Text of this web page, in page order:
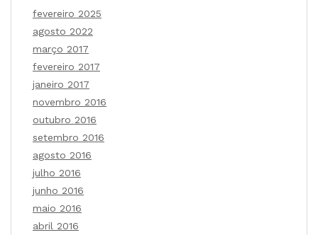
fevereiro 2025
agosto 2022
março 2017
fevereiro 2017
janeiro 2017
novembro 2016
outubro 2016
setembro 2016
agosto 2016
julho 2016
junho 2016
maio 2016
abril 2016